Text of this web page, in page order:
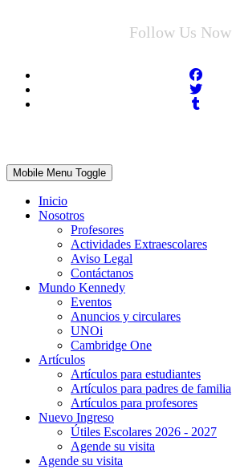
Follow Us Now
Mobile Menu Toggle
Inicio
Nosotros
Profesores
Actividades Extraescolares
Aviso Legal
Contáctanos
Mundo Kennedy
Eventos
Anuncios y circulares
UNOi
Cambridge One
Artículos
Artículos para estudiantes
Artículos para padres de familia
Artículos para profesores
Nuevo Ingreso
Útiles Escolares 2026 - 2027
Agende su visita
Agende su visita